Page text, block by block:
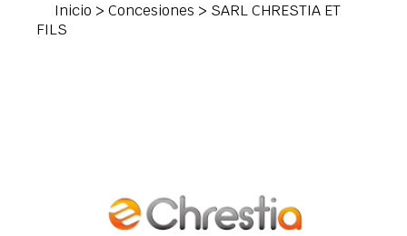
Inicio > Concesiones > SARL CHRESTIA ET
FILS